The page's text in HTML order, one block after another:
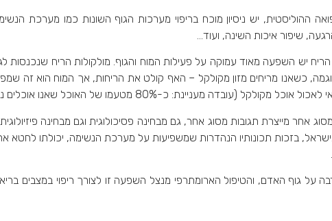
ההוליסטית, יש ניסיון מוכח בריפוי מערכות הגוף השונות כמו מערכת
שיפור איכות השינה, ועוד…
הריח יש השפעה מאוד עמוקה על פעילות המוח והגוף. מולקולות הריח שנכנסות
כשאנו מריחים מזון מקולקל – האף קולט את הריחות, אך המוח הוא זה
כ-80% מטעמו של האוכל שאנו אוכלים נקבע על ידי חוש הריח שלנו).
אחר מייצרת תגובות מסוג אחר, גם מבחינה פסיכולוגית וגם מבחינה
בזכות תכונותיו הנהדרות שמשפיעות על מערכת הנשימה, יכולתו לחטא את
גוף האדם, והטיפול הארומתרפי מנצל השפעה זו לצורך ריפוי במצבים